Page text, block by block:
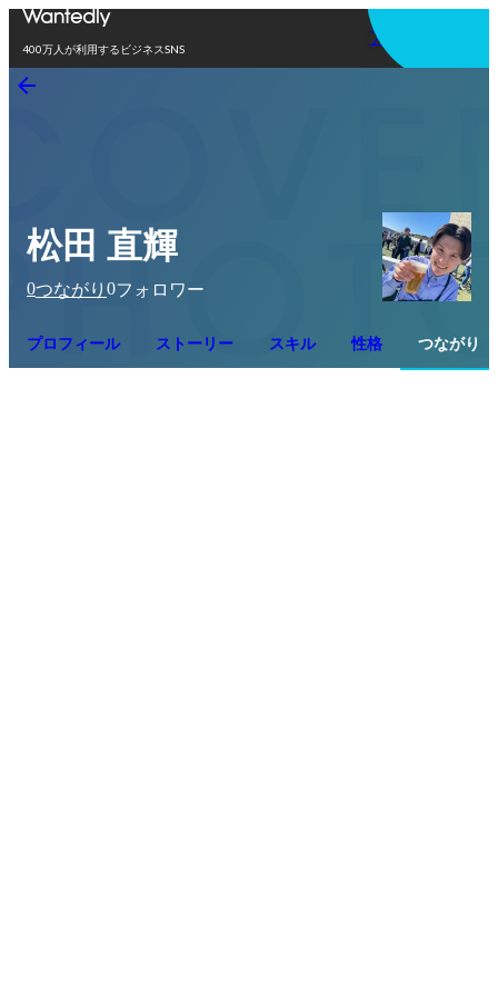
400万人が利用するビジネスSNS
アプリを使う
松田 直輝
0つながり 0フォロワー
プロフィール ストーリー スキル 性格 つながり